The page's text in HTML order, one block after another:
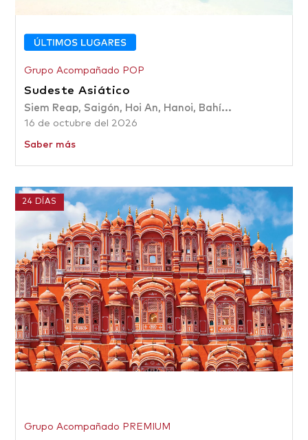
Grupo Acompañado POP
Sudeste Asiático
Siem Reap, Saigón, Hoi An, Hanoi, Bahí...
16 de octubre del 2026
Saber más
24 DÍAS
Grupo Acompañado PREMIUM